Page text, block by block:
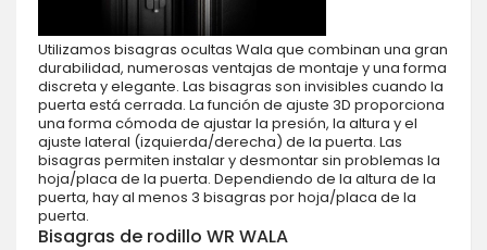
Utilizamos bisagras ocultas Wala que combinan una gran
durabilidad, numerosas ventajas de montaje y una forma
discreta y elegante. Las bisagras son invisibles cuando la
puerta está cerrada. La función de ajuste 3D proporciona
una forma cómoda de ajustar la presión, la altura y el
ajuste lateral (izquierda/derecha) de la puerta. Las
bisagras permiten instalar y desmontar sin problemas la
hoja/placa de la puerta. Dependiendo de la altura de la
puerta, hay al menos 3 bisagras por hoja/placa de la
puerta.
Bisagras de rodillo WR WALA